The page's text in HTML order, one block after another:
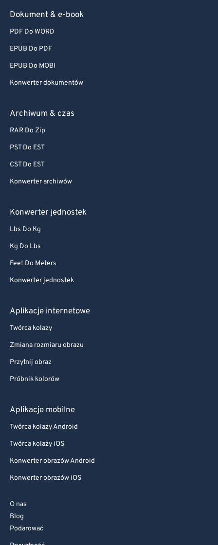
Dokument & e-book
PDF Do WORD
EPUB Do PDF
EPUB Do MOBI
Konwerter dokumentów
Archiwum & czas
RAR Do Zip
PST Do EST
CST Do EST
Konwerter archiwów
Konwerter jednostek
Lbs Do Kg
Kg Do Lbs
Feet Do Meters
Konwerter jednostek
Aplikacje internetowe
Twórca kolaży
Zmiana rozmiaru obrazu
Przytnij obraz
Próbnik kolorów
Aplikacje mobilne
Twórca kolaży Android
Twórca kolaży iOS
Konwerter obrazów Android
Konwerter obrazów iOS
O nas
Blog
Podarować